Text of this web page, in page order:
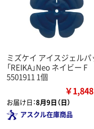
ミズケイ アイスジェルパ
「REIKA」Neo ネイビー F
5501911 1個
￥1,848
お届け日：8月9日（日）
アスクル在庫商品